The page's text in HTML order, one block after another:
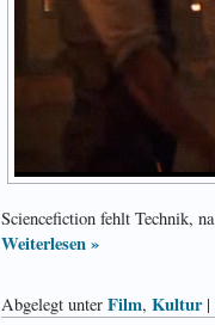
Sciencefiction fehlt Technik,
Weiterlesen »
Abgelegt unter Film, Kultur|